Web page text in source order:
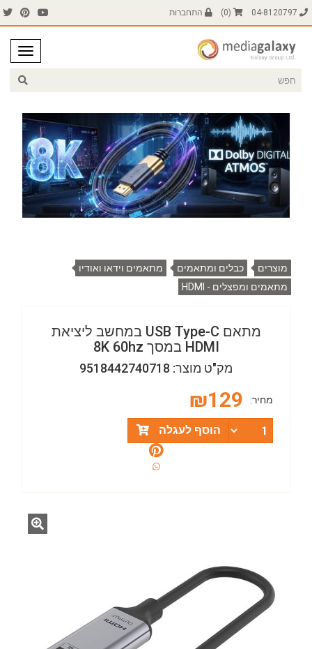
(
0
) התחברות
מוצרים כבלים ומתאמים
מתאמים וידאו ואודיו
מתאמים ומפצלים - HDMI
מתאם USB Type-C במחשב ליציאת
HDMI במסך 8K 60hz
מק"ט מוצר: 9518442740718
מחיר: ₪129
הוסף לעגלה